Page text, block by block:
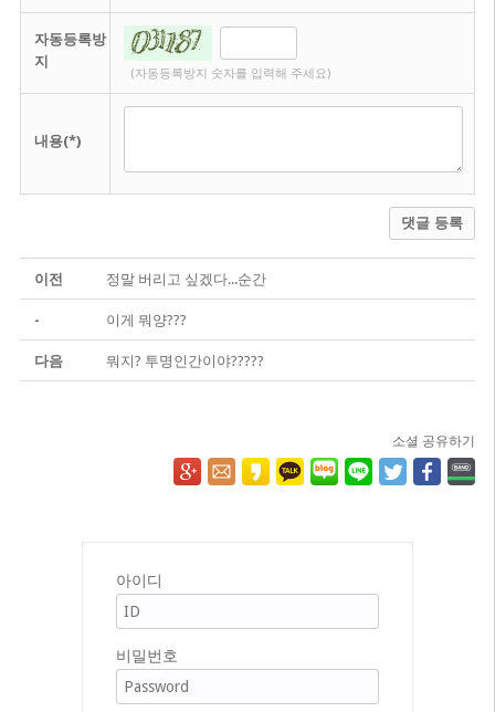
자동등록방
지
(자동등록방지 숫자를 입력해 주세요)
내용(*)
댓글 등록
이전 정말 버리고 싶겠다...순간
- 이게 뭐양???
다음 뭐지? 투명인간이야?????
소셜 공유하기
아이디
비밀번호